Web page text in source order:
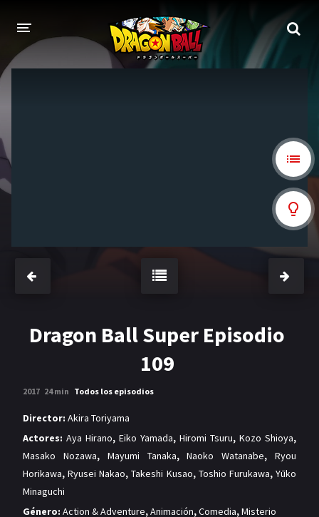
PELÍCULAS
MANGAS
Dragon Ball Super Episodio
109
2017 24 min Todos los episodios
Director: Akira Toriyama
Actores: Aya Hirano, Eiko Yamada, Hiromi Tsuru, Kozo Shioya,
Masako Nozawa, Mayumi Tanaka,Naoko Watanabe,Ryou
Horikawa,Ryusei Nakao,Takeshi Kusao, Toshio Furukawa,Yūko
Minaguchi
Género: Action & Adventure,Animación,Comedia,Misterio